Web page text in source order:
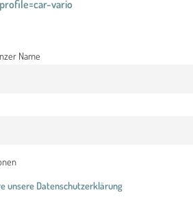
vario
Name
unsere Datenschutzerklärung